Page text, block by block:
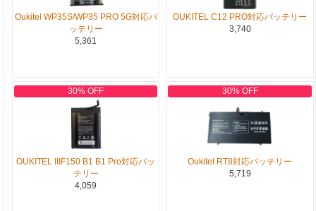
Oukitel WP35S/WP35 PRO 5G対応バ
ッテリー
5,361
OUKITEL C12 PRO対応バッテリー
3,740
30% OFF
OUKITEL IIIF150 B1 B1 Pro対応バッ
テリー
4,059
30% OFF
Oukitel RT8対応バッテリー
5,719